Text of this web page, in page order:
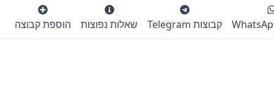
קבוצות Telegram שאלות נפוצות הוספת קבוצה